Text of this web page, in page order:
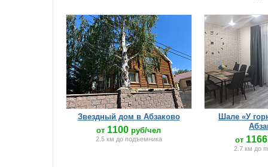
Звездный дом в Абзаково
от 1100 руб/чел
2.5 км до подъемника
Шале «У
от 1166
2.7 км до